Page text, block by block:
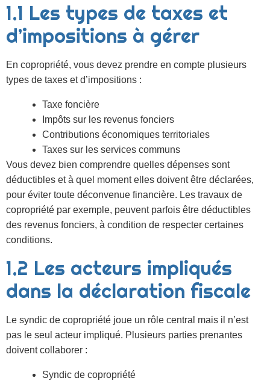
1.1 Les types de taxes et
d’impositions à gérer
En copropriété, vous devez prendre en compte plusieurs
types de taxes et d’impositions :
Taxe foncière
Impôts sur les revenus fonciers
Contributions économiques territoriales
Taxes sur les services communs
Vous devez bien comprendre quelles dépenses sont
déductibles et à quel moment elles doivent être déclarées,
pour éviter toute déconvenue financière. Les travaux de
copropriété par exemple, peuvent parfois être déductibles
des revenus fonciers, à condition de respecter certaines
conditions.
1.2 Les acteurs impliqués
dans la déclaration fiscale
Le syndic de copropriété joue un rôle central mais il n’est
pas le seul acteur impliqué. Plusieurs parties prenantes
doivent collaborer :
Syndic de copropriété